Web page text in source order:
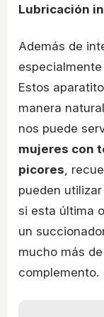
Lubricación
Además de
Estos
manera
nos puede
mujeres con
picores ,
pueden
si esta última
un
mucho más
complemento.